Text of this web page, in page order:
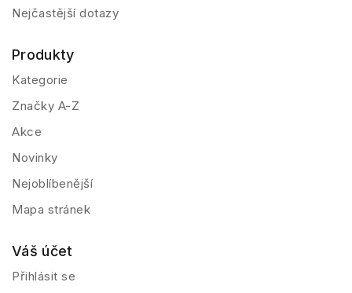
Nejčastější dotazy
Produkty
Kategorie
Značky A-Z
Akce
Novinky
Nejoblíbenější
Mapa stránek
Váš účet
Přihlásit se